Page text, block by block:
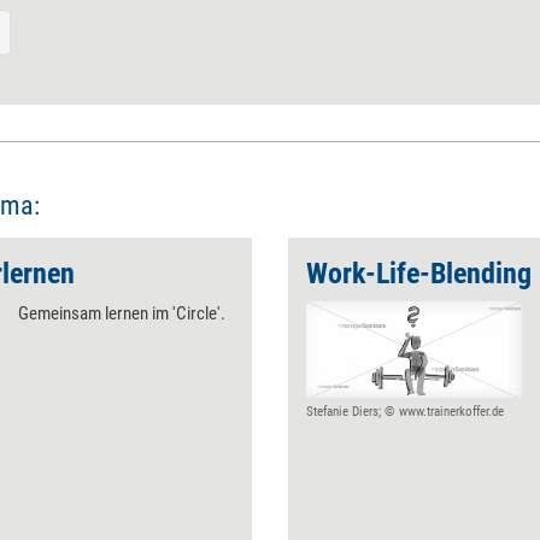
Gemeinsam lernen im 'Circle'.
Work-Life-
Stefanie Diers; © www.trainerkoffer.de